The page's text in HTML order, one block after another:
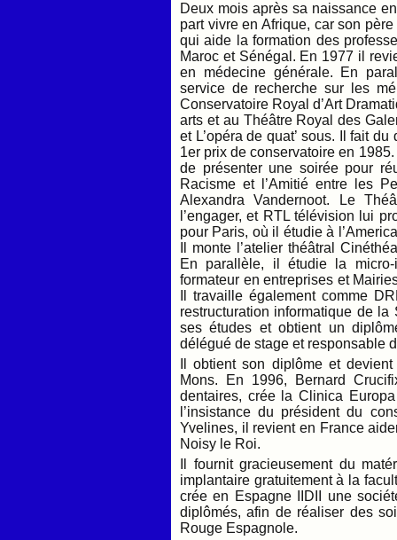
Deux mois après sa naissance
part vivre en Afrique, car son
qui aide la formation des
Maroc et Sénégal. En 1977 il
en médecine générale. En
service de recherche sur les
Conservatoire Royal d’Art
arts et au Théâtre Royal des
et L’opéra de quat’ sous. Il fait
1er prix de conservatoire en
de présenter une soirée pour
Racisme et l’Amitié entre les
Alexandra Vandernoot. Le
l’engager, et RTL télévision lui
pour Paris, où il étudie à
Il monte l’atelier théâtral
En parallèle, il étudie la
formateur en entreprises et
Il travaille également comme
restructuration informatique de
ses études et obtient un
délégué de stage et responsable
Il obtient son diplôme et
Mons. En 1996, Bernard
dentaires, crée la Clinica
l’insistance du président du
Yvelines, il revient en France
Noisy le Roi.
Il fournit gracieusement du
implantaire gratuitement à la
crée en Espagne IIDII une
diplômés, afin de réaliser des
Rouge Espagnole.